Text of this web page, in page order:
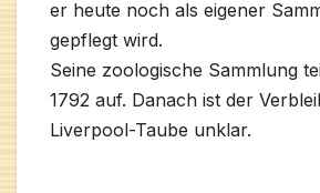
er heute noch als eigener
gepflegt wird.
Seine zoologische Sammlung
1792 auf. Danach ist der
Liverpool-Taube unklar.